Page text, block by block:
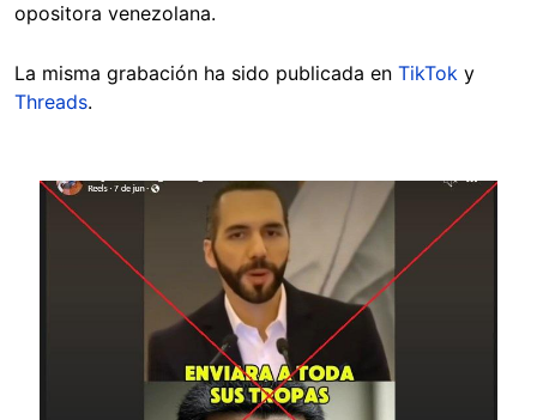
opositora venezolana.
La misma grabación ha sido publicada en TikTok y
Threads.
Image